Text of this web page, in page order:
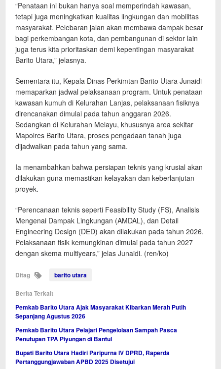
“Penataan ini bukan hanya soal memperindah kawasan,
tetapi juga meningkatkan kualitas lingkungan dan mobilitas
masyarakat. Pelebaran jalan akan membawa dampak besar
bagi perkembangan kota, dan pembangunan di sektor lain
juga terus kita prioritaskan demi kepentingan masyarakat
Barito Utara,” jelasnya.
Sementara itu, Kepala Dinas Perkimtan Barito Utara Junaidi
memaparkan jadwal pelaksanaan program. Untuk penataan
kawasan kumuh di Kelurahan Lanjas, pelaksanaan fisiknya
direncanakan dimulai pada tahun anggaran 2026.
Sedangkan di Kelurahan Melayu, khususnya area sekitar
Mapolres Barito Utara, proses pengadaan tanah juga
dijadwalkan pada tahun yang sama.
Ia menambahkan bahwa persiapan teknis yang krusial akan
dilakukan guna memastikan kelayakan dan keberlanjutan
proyek.
“Perencanaan teknis seperti Feasibility Study (FS), Analisis
Mengenai Dampak Lingkungan (AMDAL), dan Detail
Engineering Design (DED) akan dilakukan pada tahun 2026.
Pelaksanaan fisik kemungkinan dimulai pada tahun 2027
dengan skema multiyears,” jelas Junaidi. (ren/ko)
Ditag barito utara
Berita Terkait
Pemkab Barito Utara Ajak Masyarakat Kibarkan Merah Putih
Sepanjang Agustus 2026
Pemkab Barito Utara Pelajari Pengelolaan Sampah Pasca
Penutupan TPA Piyungan di Bantul
Bupati Barito Utara Hadiri Paripurna IV DPRD, Raperda
Pertanggungjawaban APBD 2025 Disetujui